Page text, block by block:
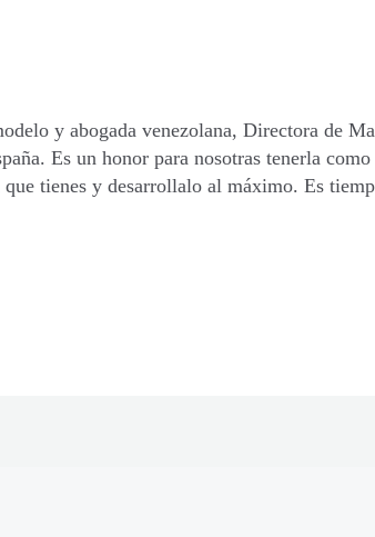
y abogada venezolana, Directora de
Es un honor para nosotras tenerla
tienes y desarrollalo al máximo. Es